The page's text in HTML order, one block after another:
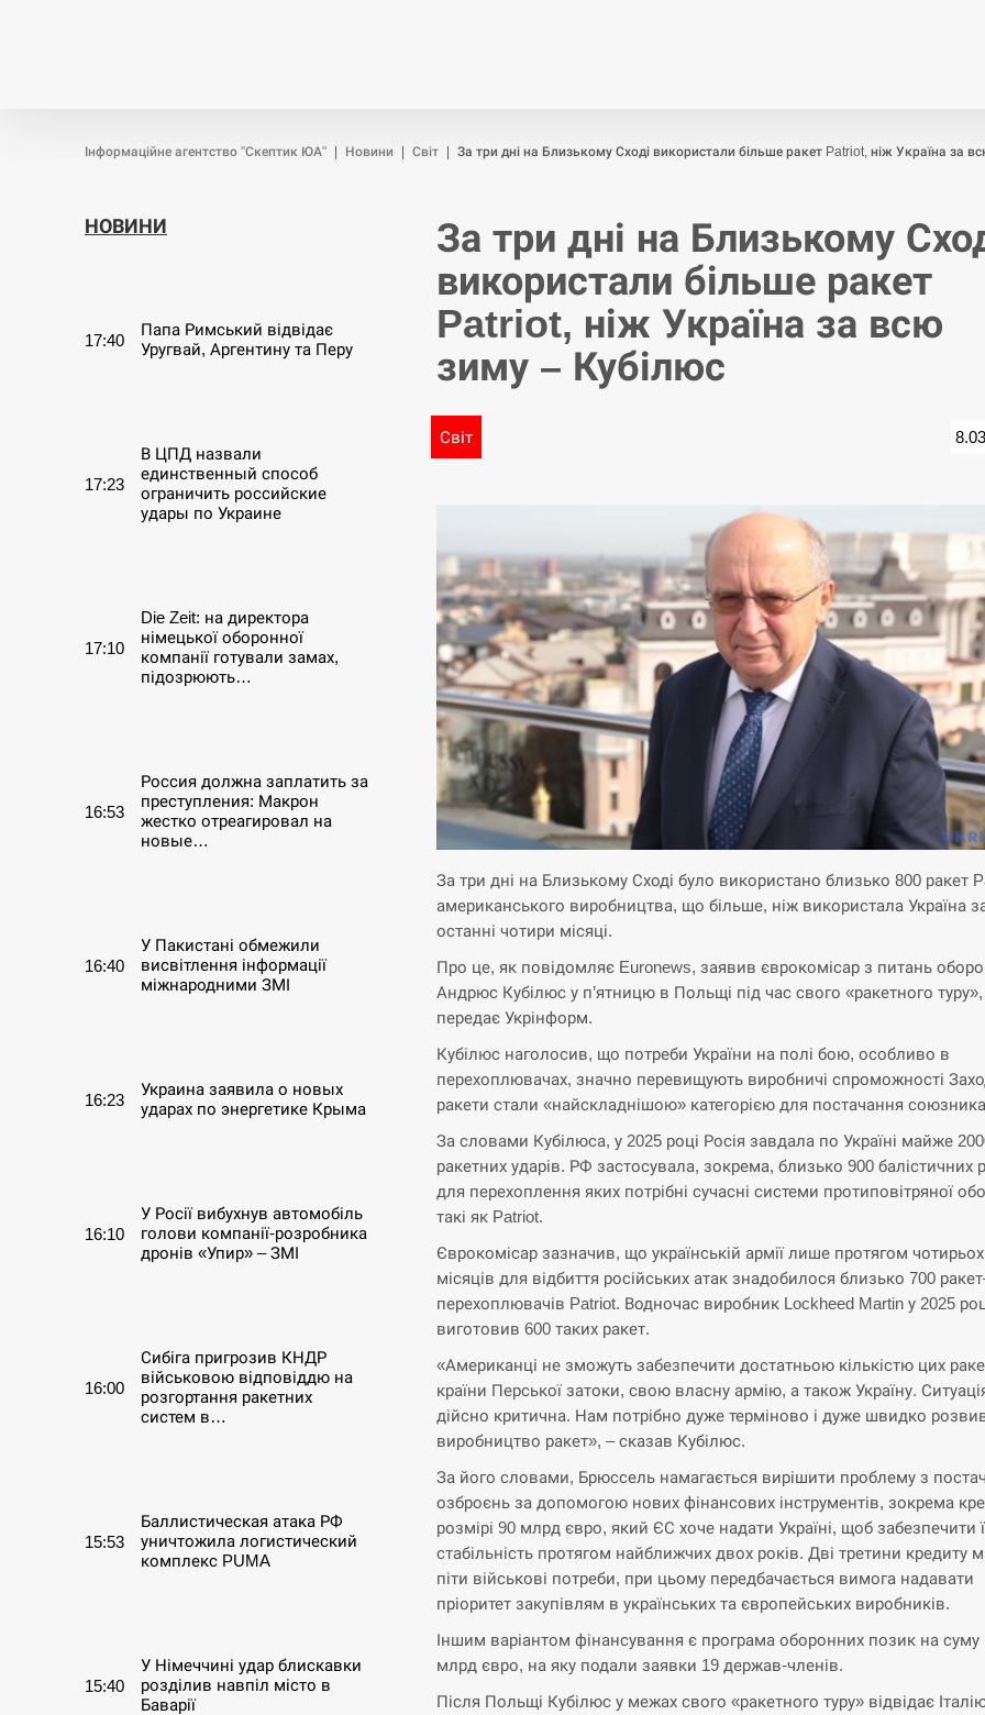
Інформаційне агентство "Скептик ЮА" Новини Світ За три дні на Близькому Сході використали більше ракет Patriot, ніж Україна за
НОВИНИ
17:40
Папа Римський відвідає
Уругвай, Аргентину та Перу
17:23
В ЦПД назвали
единственный способ
ограничить российские
удары по Украине
17:10
Die Zeit: на директора
німецької оборонної
компанії готували замах,
підозрюють…
16:53
Россия должна заплатить за
преступления: Макрон
жестко отреагировал на
новые…
16:40
У Пакистані обмежили
висвітлення інформації
міжнародними ЗМІ
16:23
Украина заявила о новых
ударах по энергетике Крыма
16:10
У Росії вибухнув автомобіль
голови компанії-розробника
дронів «Упир» – ЗМІ
16:00
Сибіга пригрозив КНДР
військовою відповіддю на
розгортання ракетних
систем в…
15:53
Баллистическая атака РФ
уничтожила логистический
комплекс PUMA
15:40
У Німеччині удар блискавки
розділив навпіл місто в
Баварії
За три дні на Близькому
використали більше ракет
Patriot, ніж Україна за всю
зиму – Кубілюс
Світ
За три дні на Близькому Сході було використано близько 800 ракет
американського виробництва, що більше, ніж використала Україна
останні чотири місяці.
Про це, як повідомляє Euronews, заявив єврокомісар з питань
Андрюс Кубілюс у п’ятницю в Польщі під час свого «ракетного туру»,
передає Укрінформ.
Кубілюс наголосив, що потреби України на полі бою, особливо в
перехоплювачах, значно перевищують виробничі спроможності
ракети стали «найскладнішою» категорією для постачання
За словами Кубілюса, у 2025 році Росія завдала по Україні майже
ракетних ударів. РФ застосувала, зокрема, близько 900 балістичних
для перехоплення яких потрібні сучасні системи протиповітряної
такі як Patriot.
Єврокомісар зазначив, що українській армії лише протягом чотирьох
місяців для відбиття російських атак знадобилося близько 700
перехоплювачів Patriot. Водночас виробник Lockheed Martin у 2025
виготовив 600 таких ракет.
«Американці не зможуть забезпечити достатньою кількістю цих
країни Перської затоки, свою власну армію, а також Україну.
дійсно критична. Нам потрібно дуже терміново і дуже швидко
виробництво ракет», – сказав Кубілюс.
За його словами, Брюссель намагається вирішити проблему з
озброєнь за допомогою нових фінансових інструментів, зокрема
розмірі 90 млрд євро, який ЄС хоче надати Україні, щоб забезпечити
стабільність протягом найближчих двох років. Дві третини кредиту
піти військові потреби, при цьому передбачається вимога надавати
пріоритет закупівлям в українських та європейських виробників.
Іншим варіантом фінансування є програма оборонних позик на суму
млрд євро, на яку подали заявки 19 держав-членів.
Після Польщі Кубілюс у межах свого «ракетного туру» відвідає